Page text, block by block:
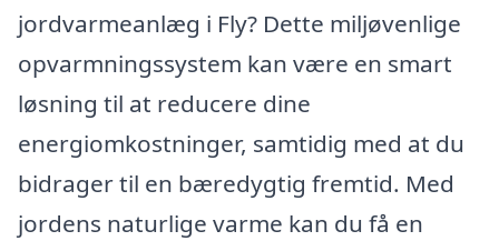
jordvarmeanlæg i Fly? Dette miljøvenlige
opvarmningssystem kan være en smart
løsning til at reducere dine
energiomkostninger, samtidig med at du
bidrager til en bæredygtig fremtid. Med
jordens naturlige varme kan du få en